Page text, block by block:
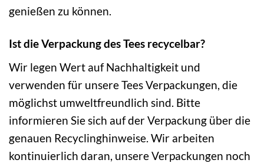
genießen zu können.
Ist die Verpackung des Tees recycelbar?
Wir legen Wert auf Nachhaltigkeit und
verwenden für unsere Tees Verpackungen, die
möglichst umweltfreundlich sind. Bitte
informieren Sie sich auf der Verpackung über die
genauen Recyclinghinweise. Wir arbeiten
kontinuierlich daran, unsere Verpackungen noch